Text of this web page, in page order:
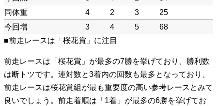
同体重
4 2 3
25
今回増
3 4 5
68
■前走レースは「桜花賞」に注目
前走レースは「桜花賞」が最多の7勝を挙げており、勝利数
は断トツです。連対数と3着内の回数も最多となっており、
前走レースは桜花賞組が最も重要度の高い参考レースとみて
良いでしょう。前走着順は「1着」が最多の6勝を挙げてお